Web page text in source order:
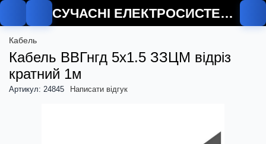
СУЧАСНІ ЕЛЕКТРОСИСТЕМИ
Кабель
Кабель ВВГнгд 5х1.5 ЗЗЦМ відріз
кратний 1м
Артикул: 24845 Написати відгук